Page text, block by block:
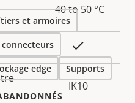
-40 to 50 °C
IK10
et armoires
connecteurs
edge Supports